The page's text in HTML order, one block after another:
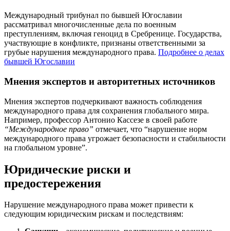
Международный трибунал по бывшей Югославии
рассматривал многочисленные дела по военным
преступлениям, включая геноцид в Сребренице. Государства,
участвующие в конфликте, признаны ответственными за
грубые нарушения международного права. Подробнее о делах
бывшей Югославии
Мнения экспертов и авторитетных источников
Мнения экспертов подчеркивают важность соблюдения
международного права для сохранения глобального мира.
Например, профессор Антонио Кассезе в своей работе
“Международное право” отмечает, что “нарушение норм
международного права угрожает безопасности и стабильности
на глобальном уровне”.
Юридические риски и
предостережения
Нарушение международного права может привести к
следующим юридическим рискам и последствиям: